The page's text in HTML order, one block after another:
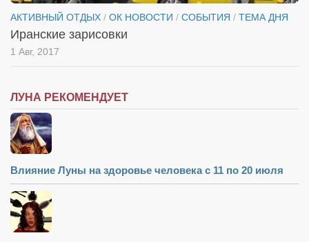
АКТИВНЫЙ ОТДЫХ / ОК НОВОСТИ / СОБЫТИЯ / ТЕМА ДНЯ
Иранские зарисовки
1 Авг, 2017
ЛУНА РЕКОМЕНДУЕТ
Влияние Луны на здоровье человека с 11 по 20 июля